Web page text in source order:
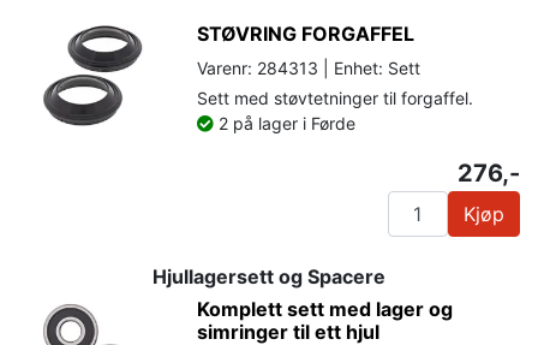
STØVRING FORGAFFEL
Varenr: 284313 | Enhet: Sett
Sett med støvtetninger til forgaffel.
2 på lager i Førde
276,-
Kjøp
Hjullagersett og Spacere
Komplett sett med lager og
simringer til ett hjul